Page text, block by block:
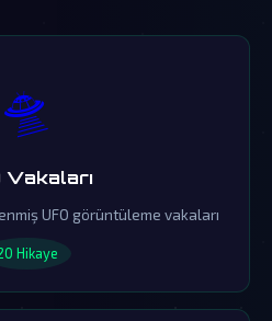
🛸
Vakaları
UFO görüntüleme vakaları
Hikaye